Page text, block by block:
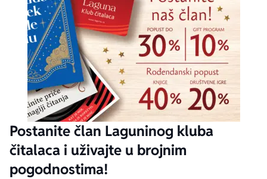
Postanite član Laguninog kluba
čitalaca i uživajte u brojnim
pogodnostima!